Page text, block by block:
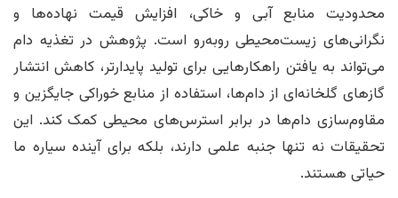
محدودیت منابع آبی و خاکی، افزایش قیمت نهاده‌ها و
نگرانی‌های زیست‌محیطی روبه‌رو است. پژوهش در تغذیه دام
می‌تواند به یافتن راهکارهایی برای تولید پایدارتر، کاهش انتشار
گازهای گلخانه‌ای از دام‌ها، استفاده از منابع خوراکی جایگزین و
مقاوم‌سازی دام‌ها در برابر استرس‌های محیطی کمک کند. این
تحقیقات نه تنها جنبه علمی دارند، بلکه برای آینده سیاره ما
حیاتی هستند.